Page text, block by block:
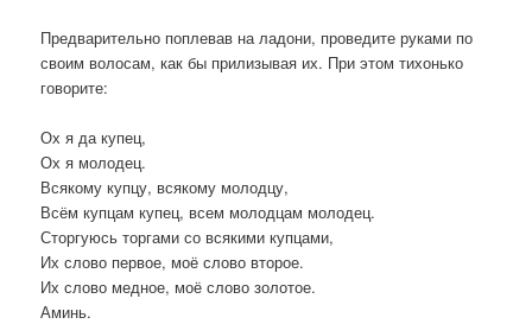
Предварительно поплевав на ладони, проведите руками по
своим волосам, как бы прилизывая их. При этом тихонько
говорите:
Ох я да купец,
Ох я молодец.
Всякому купцу, всякому молодцу,
Всём купцам купец, всем молодцам молодец.
Сторгуюсь торгами со всякими купцами,
Их слово первое, моё слово второе.
Их слово медное, моё слово золотое.
Аминь.